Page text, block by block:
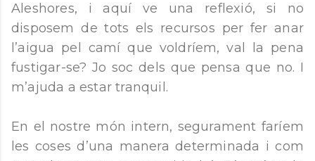
Aleshores, i aquí ve una reflexió, si no
disposem de tots els recursos per fer anar
l’aigua pel camí que voldríem, val la pena
fustigar-se? Jo soc dels que pensa que no. I
m’ajuda a estar tranquil.
En el nostre món intern, segurament faríem
les coses d’una manera determinada i com